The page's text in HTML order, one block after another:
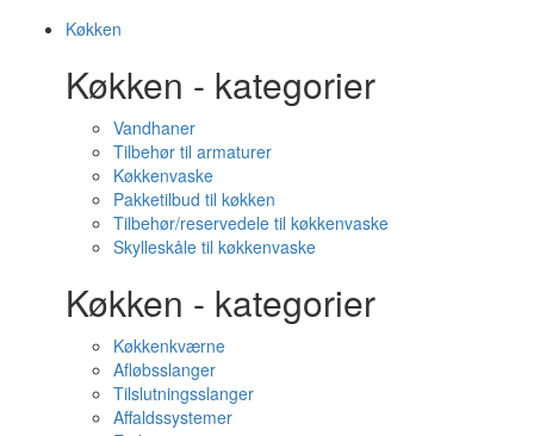
Køkken
Køkken - kategorier
Vandhaner
Tilbehør til armaturer
Køkkenvaske
Pakketilbud til køkken
Tilbehør/reservedele til køkkenvaske
Skylleskåle til køkkenvaske
Køkken - kategorier
Køkkenkværne
Afløbsslanger
Tilslutningsslanger
Affaldssystemer